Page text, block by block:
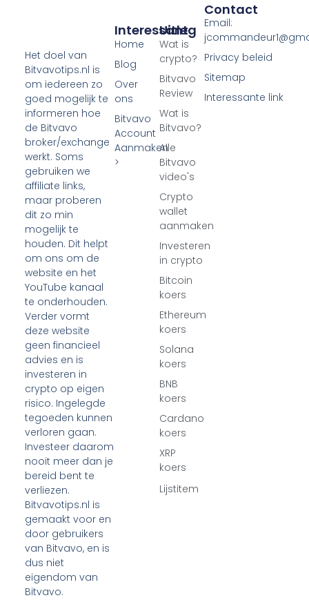
Het doel van
Bitvavotips.nl is
om iedereen zo
goed mogelijk te
informeren hoe
de Bitvavo
broker/exchange
werkt. Soms
gebruiken we
affiliate links,
maar proberen
dit zo min
mogelijk te
houden. Dit helpt
om ons om de
website en het
YouTube kanaal
te onderhouden.
Verder vormt
deze website
geen financieel
advies en is
investeren in
crypto op eigen
risico. Ingelegde
tegoeden kunnen
verloren gaan.
Investeer daarom
nooit meer dan je
bereid bent te
verliezen.
Bitvavotips.nl is
gemaakt voor en
door gebruikers
van Bitvavo, en is
dus niet
eigendom van
Bitvavo.
Uitleg
Wat is
crypto?
Bitvavo
Review
Wat is
Bitvavo?
Alle
Bitvavo
video's
Crypto
wallet
aanmaken
Investeren
in crypto
Bitcoin
koers
Ethereum
koers
Solana
koers
BNB
koers
Cardano
koers
XRP
koers
Lijstitem
Interessant
Home
Blog
Over
ons
Bitvavo
Account
Aanmaken
>
Contact
Email:
Privacy beleid
Sitemap
Interessante link